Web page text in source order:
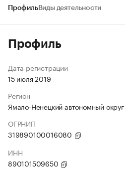
ПрофильВиды деятельности
Профиль
Дата регистрации
15 июля 2019
Регион
Ямало-Ненецкий автономный округ
ОГРНИП
319890100016080
ИНН
890101509650